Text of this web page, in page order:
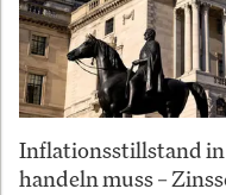
Inflationsstillstand in
handeln muss –